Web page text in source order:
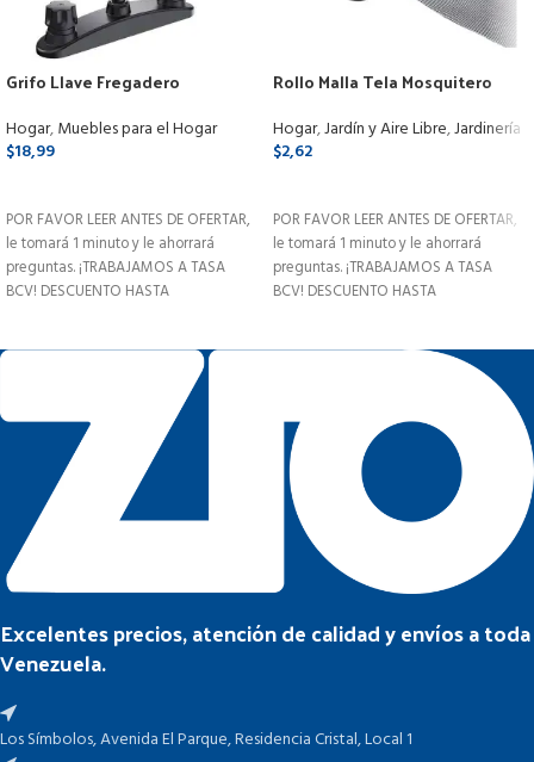
Grifo Llave Fregadero
Doble Mando
Hogar,Muebles para el Hogar
$18,99
POR FAVOR LEER ANTES DE OFERTAR,
le tomará 1 minuto y le ahorrará
preguntas. ¡TRABAJAMOS A TASA
BCV! DESCUENTO HASTA
Rollo Malla Tela Mosquitero
Hogar,Jardín y Aire Libre,Jardinería
$2,62
POR FAVOR LEER ANTES DE OFERTAR,
le tomará 1 minuto y le ahorrará
preguntas. ¡TRABAJAMOS A TASA
BCV! DESCUENTO HASTA
Excelentes precios, atención de calidad y envíos a toda
Venezuela.
Los Símbolos, Avenida El Parque, Residencia Cristal, Local 1